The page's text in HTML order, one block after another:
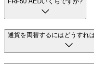
通貨を両替するにはどうすれ